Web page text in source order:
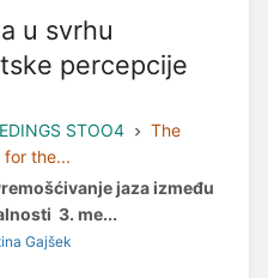
u svrhu
percepcije
STOO4
The
the...
jaza između
3. me...
Gajšek